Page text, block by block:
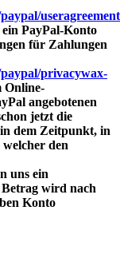
PayPal-Konto
für Zahlungen
privacywax-
Online-
angebotenen
jetzt die
dem Zeitpunkt, in
den
uns ein
wird nach
Konto